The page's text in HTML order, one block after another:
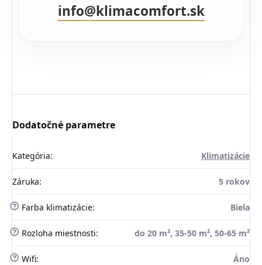
info@klimacomfort.sk
Dodatočné parametre
Kategória: Klimatizácie
Záruka: 5 rokov
? Farba klimatizácie: Biela
? Rozloha miestnosti: do 20 m², 35-50 m², 50-65 m²
? Wifi: Áno